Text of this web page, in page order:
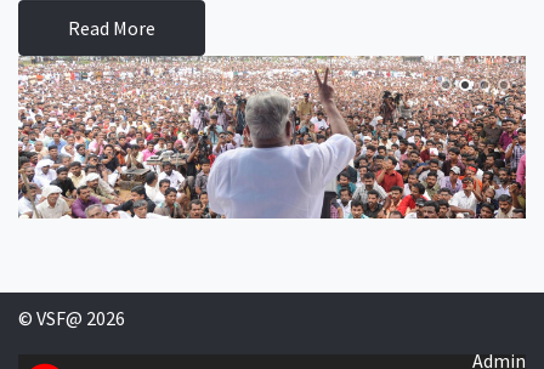
Read More
© VSF@ 2026
Admin